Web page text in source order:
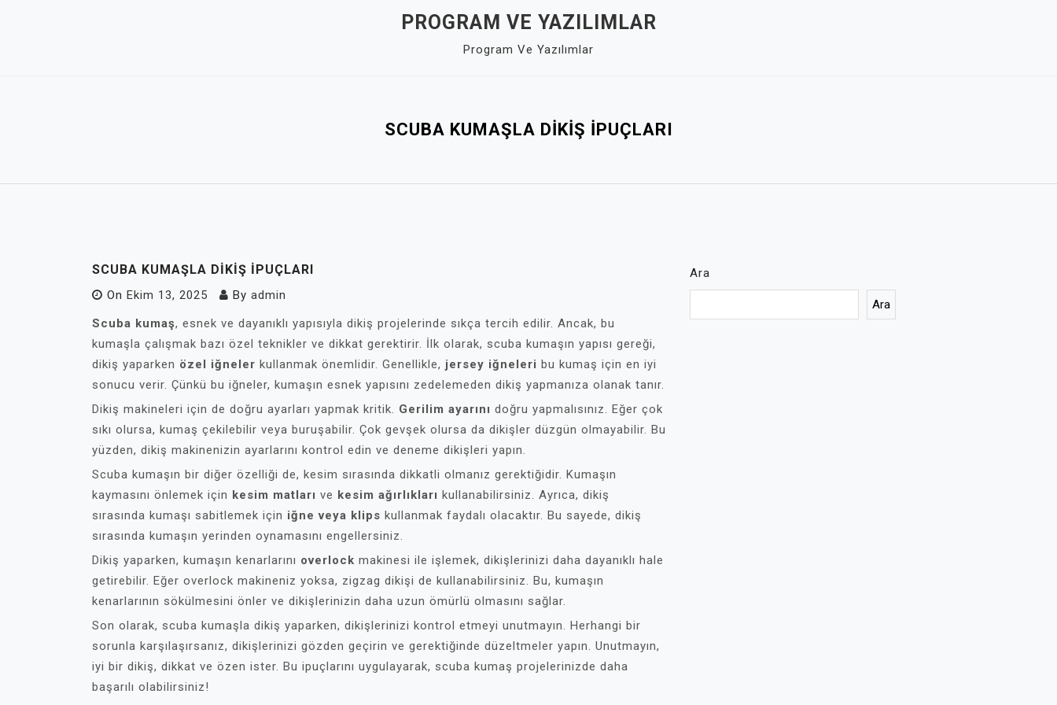
PROGRAM VE YAZILIMLAR
Program Ve Yazılımlar
SCUBA KUMAŞLA DIKIŞ İPUÇLARI
SCUBA KUMAŞLA DIKIŞ İPUÇLARI
On Ekim 13, 2025 By admin
Scuba kumaş, esnek ve dayanıklı yapısıyla dikiş projelerinde sıkça tercih edilir. Ancak, bu
kumaşla çalışmak bazı özel teknikler ve dikkat gerektirir. İlk olarak, scuba kumaşın yapısı gereği,
dikiş yaparken özel iğneler kullanmak önemlidir. Genellikle, jersey iğneleri bu kumaş için en iyi
sonucu verir. Çünkü bu iğneler, kumaşın esnek yapısını zedelemeden dikiş yapmanıza olanak tanır.
Dikiş makineleri için de doğru ayarları yapmak kritik. Gerilim ayarını doğru yapmalısınız. Eğer çok
sıkı olursa, kumaş çekilebilir veya buruşabilir. Çok gevşek olursa da dikişler düzgün olmayabilir. Bu
yüzden, dikiş makinenizin ayarlarını kontrol edin ve deneme dikişleri yapın.
Scuba kumaşın bir diğer özelliği de, kesim sırasında dikkatli olmanız gerektiğidir. Kumaşın
kaymasını önlemek için kesim matları ve kesim ağırlıkları kullanabilirsiniz. Ayrıca, dikiş
sırasında kumaşı sabitlemek için iğne veya klips kullanmak faydalı olacaktır. Bu sayede, dikiş
sırasında kumaşın yerinden oynamasını engellersiniz.
Dikiş yaparken, kumaşın kenarlarını overlock makinesi ile işlemek, dikişlerinizi daha dayanıklı hale
getirebilir. Eğer overlock makineniz yoksa, zigzag dikişi de kullanabilirsiniz. Bu, kumaşın
kenarlarının sökülmesini önler ve dikişlerinizin daha uzun ömürlü olmasını sağlar.
Son olarak, scuba kumaşla dikiş yaparken, dikişlerinizi kontrol etmeyi unutmayın. Herhangi bir
sorunla karşılaşırsanız, dikişlerinizi gözden geçirin ve gerektiğinde düzeltmeler yapın. Unutmayın,
iyi bir dikiş, dikkat ve özen ister. Bu ipuçlarını uygulayarak, scuba kumaş projelerinizde daha
başarılı olabilirsiniz!
Ara
Ara